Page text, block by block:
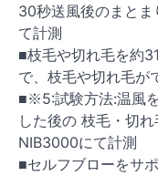
30秒送風後のまと
て計測
■枝毛や切れ毛を約
で、枝毛や切れ毛が
■※5:試験方法:温風
した後の 枝毛・切
NIB3000にて計測
■セルフブローをサ